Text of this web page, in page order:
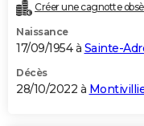
Créer une cagnotte
Naissance
17/09/1954 à Sainte-
Décès
28/10/2022 à